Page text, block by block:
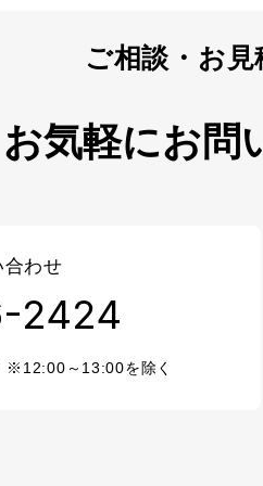
お気軽にお問
わせ
2424
※12:00～13:00を除く